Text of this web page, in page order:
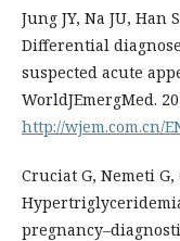
Jung JY, Na JU, Han
Differential
suspected acute
WorldJEmergMed.
http://wjem.com.cn/
Cruciat G, Nemeti